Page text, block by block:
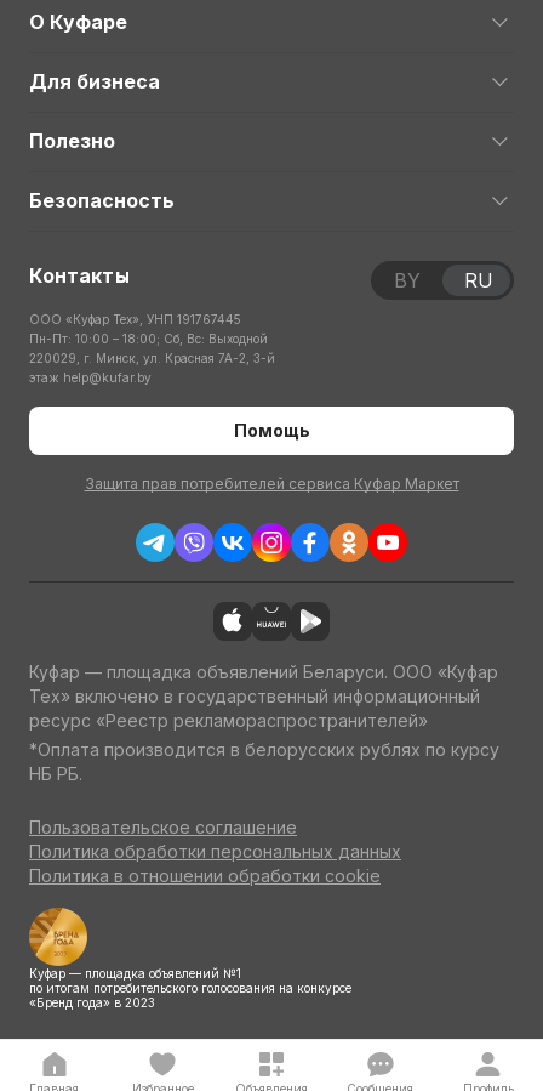
О Куфаре
Для бизнеса
Полезно
Безопасность
Контакты
ООО «Куфар Тех», УНП 191767445
Пн-Пт: 10:00 – 18:00; Сб, Вс: Выходной
220029, г. Минск, ул. Красная 7А-2, 3-й
этаж help@kufar.by
Помощь
Защита прав потребителей сервиса Куфар Маркет
BY RU
Куфар — площадка объявлений Беларуси. ООО «Куфар
Тех» включено в государственный информационный
ресурс «Реестр рекламораспространителей»
*Оплата производится в белорусских рублях по курсу
НБ РБ.
Пользовательское соглашение
Политика обработки персональных данных
Политика в отношении обработки cookie
Куфар — площадка объявлений №1
по итогам потребительского голосования на конкурсе
«Бренд года» в 2023